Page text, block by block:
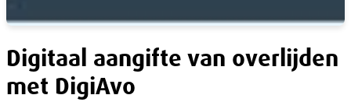
Digitaal aangifte van overlijden
met DigiAvo